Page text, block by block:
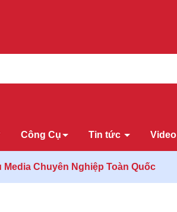
Công Cụ Tin tức Video
Chuyên Nghiệp Toàn Quốc